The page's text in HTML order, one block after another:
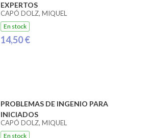
EXPERTOS
CAPÓ DOLZ, MIQUEL
En stock
14,50 €
PROBLEMAS DE INGENIO PARA
INICIADOS
CAPÓ DOLZ, MIQUEL
En stock